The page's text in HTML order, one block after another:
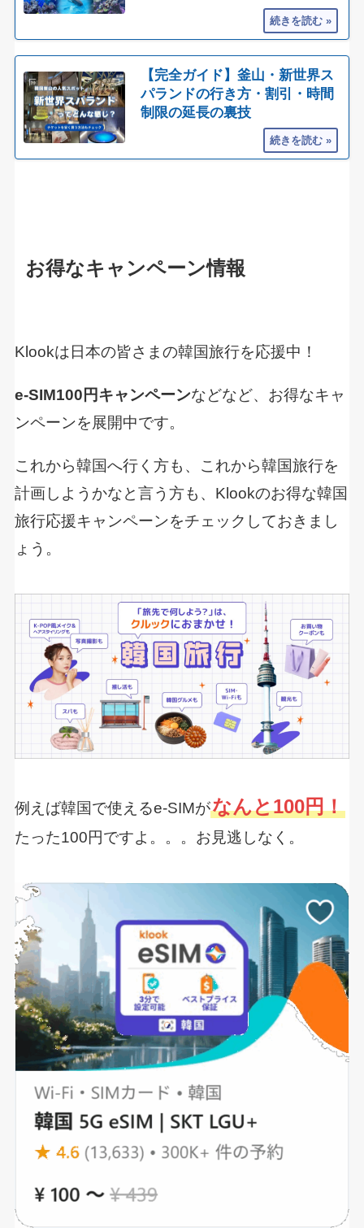
【完全ガイド】釜山・新世界ス
パランドの行き方・割引・時間
制限の延長の裏技
お得なキャンペーン情報
Klookは日本の皆さまの韓国旅行を応援中！
e-SIM100円キャンペーンなどなど、お得なキャ
ンペーンを展開中です。
これから韓国へ行く方も、これから韓国旅行を
計画しようかなと言う方も、Klookのお得な韓国
旅行応援キャンペーンをチェックしておきまし
ょう。
例えば韓国で使えるe-SIMがなんと100円！
たった100円ですよ。。。お見逃しなく。